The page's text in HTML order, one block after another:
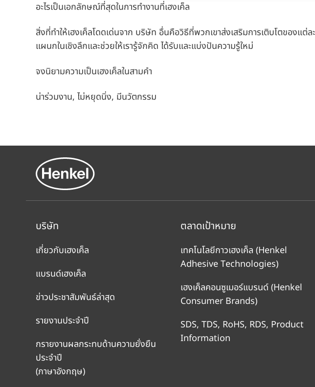
อะไรเป็นเอกลักษณ์ที่สุดในการทำงานที่เฮงเค็ล
สิ่งที่ทำให้เฮงเค็ลโดดเด่นจาก บริษัท อื่นคือวิธีที่พวกเขาส่งเสริมการเติบโตของแ
แผนกในเชิงลึกและช่วยให้เรารู้จักคิด ได้รับและแบ่งปันความรู้ใหม่
จงนิยามความเป็นเฮงเค็ลในสามคำ
น่าร่วมงาน, ไม่หยุดนิ่ง, มีนวัตกรรม
บริษัท
เกี่ยวกับเฮงเค็ล
แบรนด์เฮงเค็ล
ข่าวประชาสัมพันธ์ล่าสุด
รายงานประจำปี
กรายงานผลกระทบด้านความยั่งยืน
ประจำปี
(ภาษาอังกฤษ)
ตลาดเป้าหมาย
เทคโนโลยีกาวเฮงเค็ล(Henkel
Adhesive Technologies)
เฮงเค็ลคอนซูเมอร์แบรนด์(Henkel
Consumer Brands)
SDS, TDS, RoHS, RDS, Product
Information